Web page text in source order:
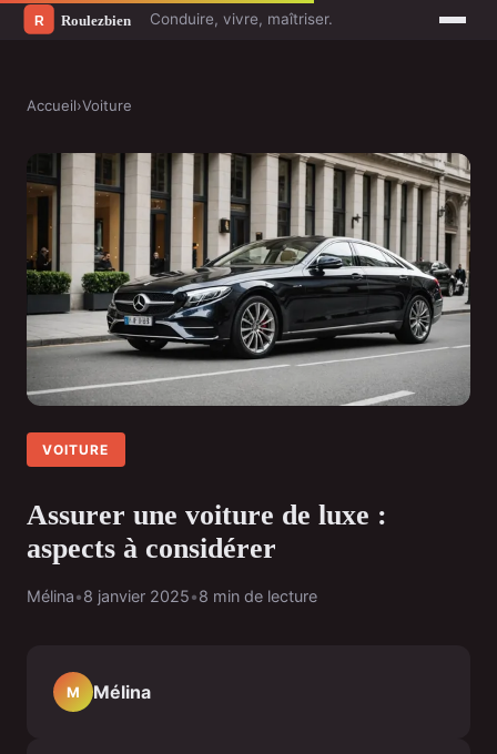
Conduire, vivre, maîtriser.
Accueil›Voiture
VOITURE
Assurer une voiture de luxe :
aspects à considérer
Mélina•8 janvier 2025•8 min de lecture
M Mélina